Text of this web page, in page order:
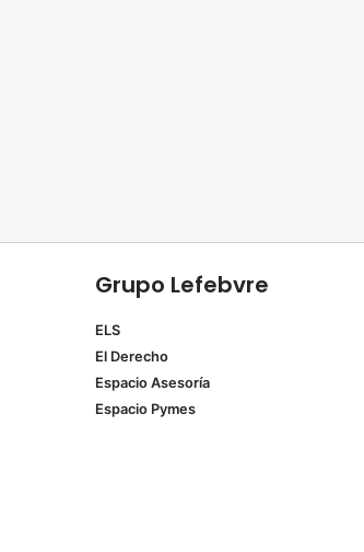
Grupo Lefebvre
ELS
El Derecho
Espacio Asesoría
Espacio Pymes